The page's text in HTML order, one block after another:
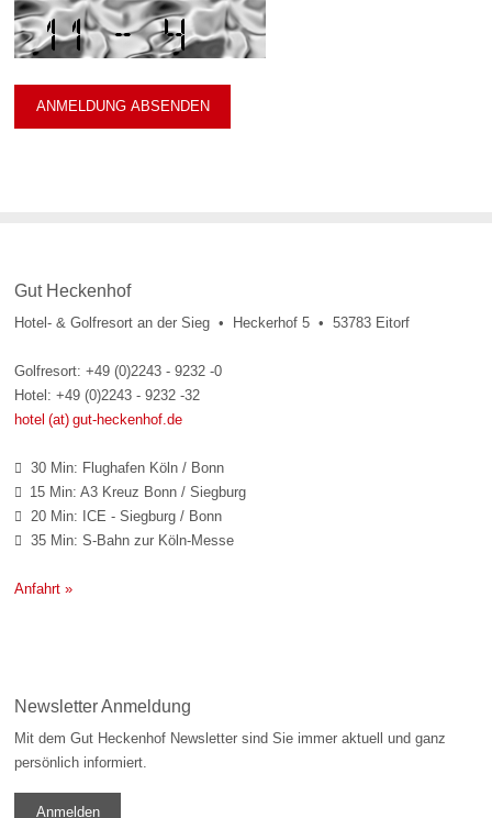
Gut Heckenhof
Hotel- & Golfresort an der Sieg • Heckerhof 5 • 53783 Eitorf
Golfresort: +49 (0)2243 - 9232 -0
Hotel: +49 (0)2243 - 9232 -32
hotel (at) gut-heckenhof.de
 30 Min: Flughafen Köln / Bonn
 15 Min: A3 Kreuz Bonn / Siegburg
 20 Min: ICE - Siegburg / Bonn
 35 Min: S-Bahn zur Köln-Messe
Anfahrt »
Newsletter Anmeldung
Mit dem Gut Heckenhof Newsletter sind Sie immer aktuell und ganz
persönlich informiert.
Anmelden